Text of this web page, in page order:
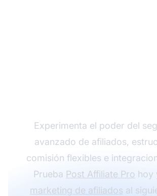
Experimenta el poder del
avanzado de afiliados,
comisión flexibles e
Prueba Post Affiliate Pro hoy
marketing de afiliados al